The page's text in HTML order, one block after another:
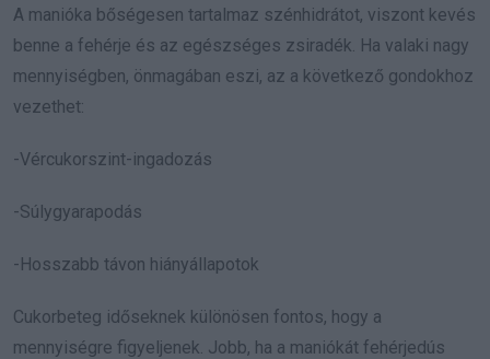
A manióka bőségesen tartalmaz szénhidrátot, viszont kevés
benne a fehérje és az egészséges zsiradék. Ha valaki nagy
mennyiségben, önmagában eszi, az a következő gondokhoz
vezethet:
-Vércukorszint-ingadozás
-Súlygyarapodás
-Hosszabb távon hiányállapotok
Cukorbeteg időseknek különösen fontos, hogy a
mennyiségre figyeljenek. Jobb, ha a maniókát fehérjedús